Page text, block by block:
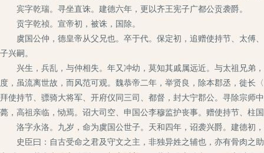
宾字乾瑞。寻坐直诛。建德六年，更以齐王宪子广都公贡袭爵。
贡字乾祯。宣帝初，被诛，国除。
虞国公仲，德皇帝从父兄也。卒于代。保定初，追赠使持节、太傅
子兴嗣。
兴生，兵乱，与仲相失。年又冲幼，莫知其戚属远近。与太祖兄弟
度，虽流离世故，而风范可观。魏恭帝二年，举贤良，除本郡丞，徙
拜使持节、骠骑大将军、开府仪同三司、都督，封大宁郡公。寻除宗
薨，高祖亲临，恸焉。诏大司空、申国公李穆监护丧事。赠使持节、柱
洛字永洛。九岁，命为虞国公世子。天和四年，诏袭兴爵。建德初
史臣曰：自古受命之君及守文之主，非独异姓之辅也，亦有骨肉之